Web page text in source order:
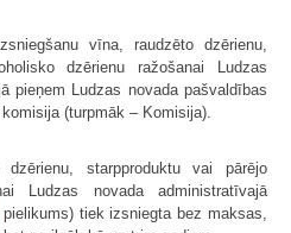
vīna, raudzēto dzērienu,
dzērienu ražošanai Ludzas
pieņem Ludzas novada pašvaldības
(turpmāk – Komisija).
starpproduktu vai pārējo
Ludzas novada administratīvajā
pielikums) tiek izsniegta bez maksas,